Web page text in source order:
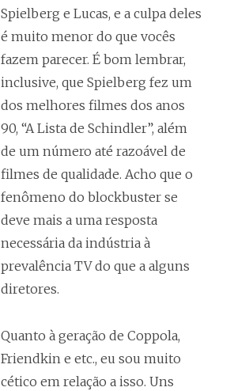
Spielberg e Lucas, e a culpa deles
é muito menor do que vocês
fazem parecer. É bom lembrar,
inclusive, que Spielberg fez um
dos melhores filmes dos anos
90, “A Lista de Schindler”, além
de um número até razoável de
filmes de qualidade. Acho que o
fenômeno do blockbuster se
deve mais a uma resposta
necessária da indústria à
prevalência TV do que a alguns
diretores.
Quanto à geração de Coppola,
Friendkin e etc., eu sou muito
cético em relação a isso. Uns